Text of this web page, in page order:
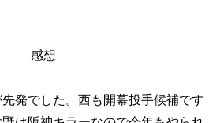
感想
発でした。西も開幕投手候補です